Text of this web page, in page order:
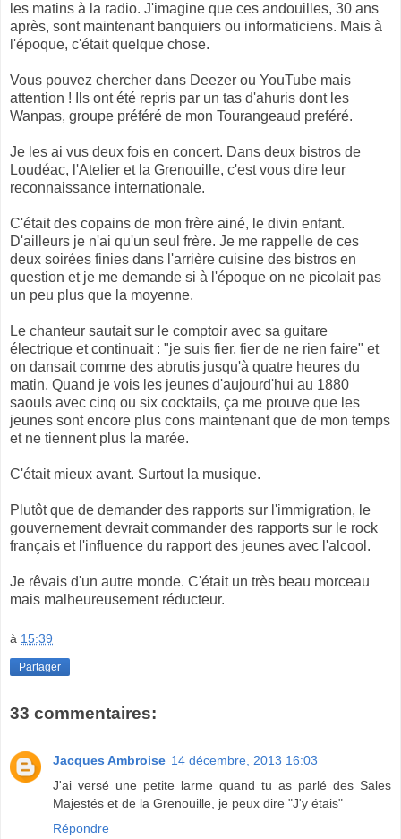
les matins à la radio. J'imagine que ces andouilles, 30 ans
après, sont maintenant banquiers ou informaticiens. Mais à
l'époque, c'était quelque chose.
Vous pouvez chercher dans Deezer ou YouTube mais
attention ! Ils ont été repris par un tas d'ahuris dont les
Wanpas, groupe préféré de mon Tourangeaud preféré.
Je les ai vus deux fois en concert. Dans deux bistros de
Loudéac, l'Atelier et la Grenouille, c'est vous dire leur
reconnaissance internationale.
C'était des copains de mon frère ainé, le divin enfant.
D'ailleurs je n'ai qu'un seul frère. Je me rappelle de ces
deux soirées finies dans l'arrière cuisine des bistros en
question et je me demande si à l'époque on ne picolait pas
un peu plus que la moyenne.
Le chanteur sautait sur le comptoir avec sa guitare
électrique et continuait : "je suis fier, fier de ne rien faire" et
on dansait comme des abrutis jusqu'à quatre heures du
matin. Quand je vois les jeunes d'aujourd'hui au 1880
saouls avec cinq ou six cocktails, ça me prouve que les
jeunes sont encore plus cons maintenant que de mon temps
et ne tiennent plus la marée.
C'était mieux avant. Surtout la musique.
Plutôt que de demander des rapports sur l'immigration, le
gouvernement devrait commander des rapports sur le rock
français et l'influence du rapport des jeunes avec l'alcool.
Je rêvais d'un autre monde. C'était un très beau morceau
mais malheureusement réducteur.
à 15:39
Partager
33 commentaires:
Jacques Ambroise 14 décembre, 2013 16:03
J'ai versé une petite larme quand tu as parlé des Sales
Majestés et de la Grenouille, je peux dire "J'y étais"
Répondre